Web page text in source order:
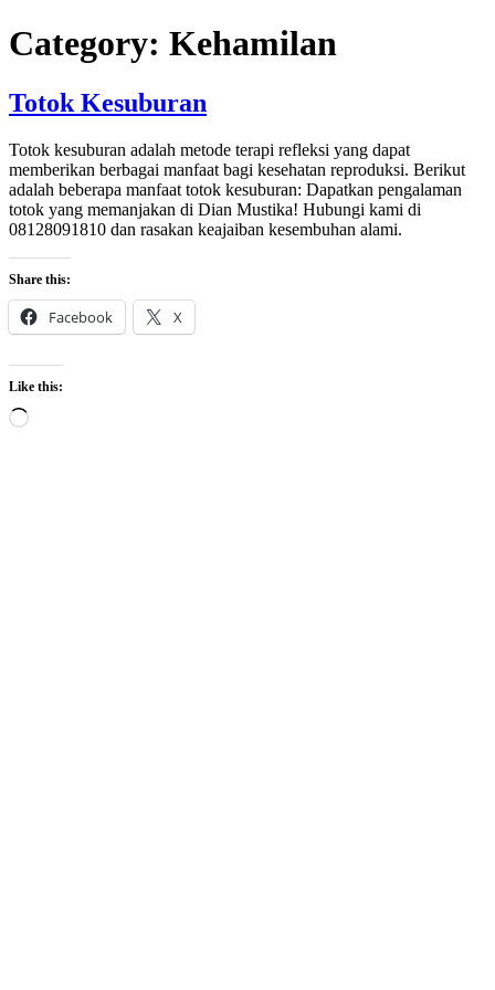
Skip
to
Category: Kehamilan
Totok Kesuburan
Totok kesuburan adalah metode terapi refleksi yang dapat
memberikan berbagai manfaat bagi kesehatan reproduksi. Berikut
adalah beberapa manfaat totok kesuburan: Dapatkan pengalaman
totok yang memanjakan di Dian Mustika! Hubungi kami di
08128091810 dan rasakan keajaiban kesembuhan alami.
Share this:
Facebook X
Like this:
Loading…